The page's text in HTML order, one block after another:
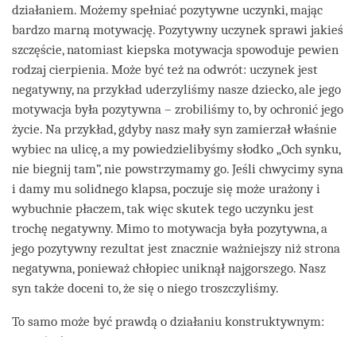
działaniem. Możemy spełniać pozytywne uczynki, mając
bardzo marną motywację. Pozytywny uczynek sprawi jakieś
szczęście, natomiast kiepska motywacja spowoduje pewien
rodzaj cierpienia. Może być też na odwrót: uczynek jest
negatywny, na przykład uderzyliśmy nasze dziecko, ale jego
motywacja była pozytywna – zrobiliśmy to, by ochronić jego
życie. Na przykład, gdyby nasz mały syn zamierzał właśnie
wybiec na ulicę, a my powiedzielibyśmy słodko „Och synku,
nie biegnij tam”, nie powstrzymamy go. Jeśli chwycimy syna
i damy mu solidnego klapsa, poczuje się może urażony i
wybuchnie płaczem, tak więc skutek tego uczynku jest
trochę negatywny. Mimo to motywacja była pozytywna, a
jego pozytywny rezultat jest znacznie ważniejszy niż strona
negatywna, ponieważ chłopiec uniknął najgorszego. Nasz
syn także doceni to, że się o niego troszczyliśmy.
To samo może być prawdą o działaniu konstruktywnym: